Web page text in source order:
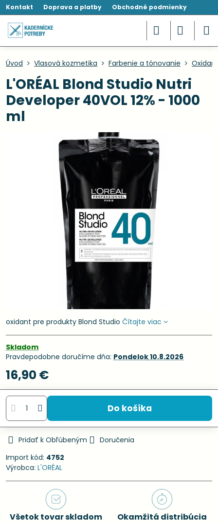
Kontakt Doprava a platby Obchodné podmienky
Úvod Vlasová kozmetika Farbenie a tónovanie
L'ORÉAL Blond Studio Nutri
Developer 40VOL 12% - 1000
ml
oxidant pre produkty Blond Studio Čítajte viac
Skladom
Pravdepodobne doručíme dňa: Pondelok10.8.2026
16,90 €
Do košíka
Pridať k Obľúbeným
Doručenia
Import kód: 4752
Výrobca: L'ORÉAL
Všetok tovar skladom Okamžitá distribúcia